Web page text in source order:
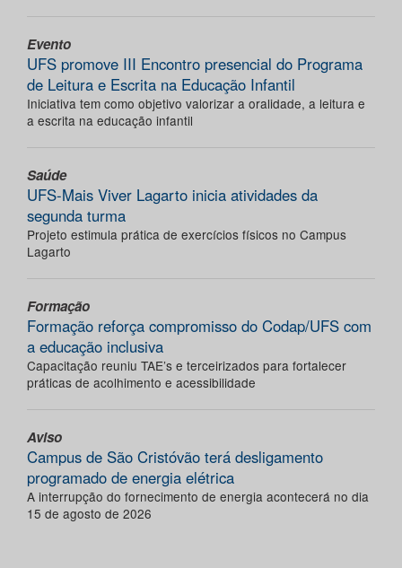
Evento
UFS promove III Encontro presencial do Programa
de Leitura e Escrita na Educação Infantil
Iniciativa tem como objetivo valorizar a oralidade, a leitura e
a escrita na educação infantil
Saúde
UFS-Mais Viver Lagarto inicia atividades da
segunda turma
Projeto estimula prática de exercícios físicos no Campus
Lagarto
Formação
Formação reforça compromisso do Codap/UFS com
a educação inclusiva
Capacitação reuniu TAE’s e terceirizados para fortalecer
práticas de acolhimento e acessibilidade
Aviso
Campus de São Cristóvão terá desligamento
programado de energia elétrica
A interrupção do fornecimento de energia acontecerá no dia
15 de agosto de 2026